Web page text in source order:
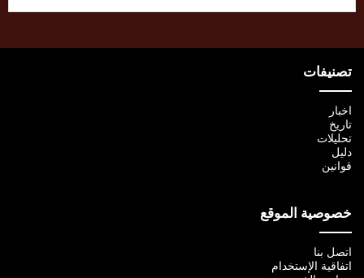
تصنيفات
اخبار
تاريخ
تحليلات
دليل
قوانين
خصوصية الموقع
اتصل بنا
اتفاقية الإستخدام